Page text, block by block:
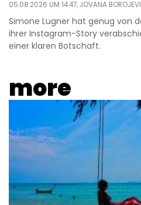
05.08.2026 UM 14:47, JOVANA
Simone Lugner hat genug von
ihrer Instagram-Story
einer klaren Botschaft.
more